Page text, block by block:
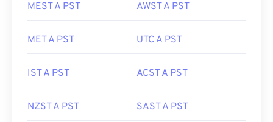
MEST A PST AWST A PST
MET A PST UTC A PST
IST A PST ACST A PST
NZST A PST SAST A PST